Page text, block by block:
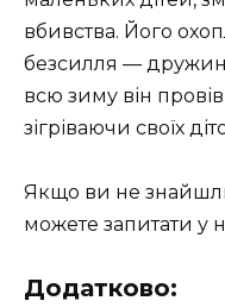
вбивства. Його
безсилля —
всю зиму він
зігріваючи своїх
Якщо ви не
можете запитати у
Додатково: